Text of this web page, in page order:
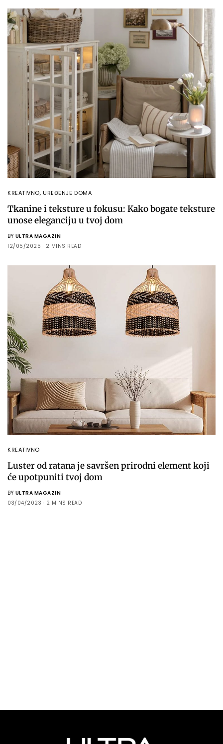
KREATIVNO,UREĐENJE DOMA
Tkanine i teksture u fokusu: Kako bogate teksture
unose eleganciju u tvoj dom
BY ULTRA MAGAZIN
12/05/2025
2 MINS READ
KREATIVNO
Luster od ratana je savršen prirodni element koji
će upotpuniti tvoj dom
BY ULTRA MAGAZIN
03/04/2023
2 MINS READ